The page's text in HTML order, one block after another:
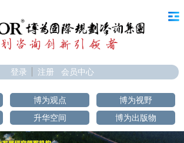
登录 注册 会员中心
博为观点
博为视野
升华空间 博为出版物